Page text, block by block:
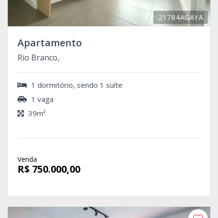
21784AGAYA
Apartamento
Rio Branco,
1 dormitório, sendo 1 suíte
1 vaga
39m²
Venda
R$ 750.000,00